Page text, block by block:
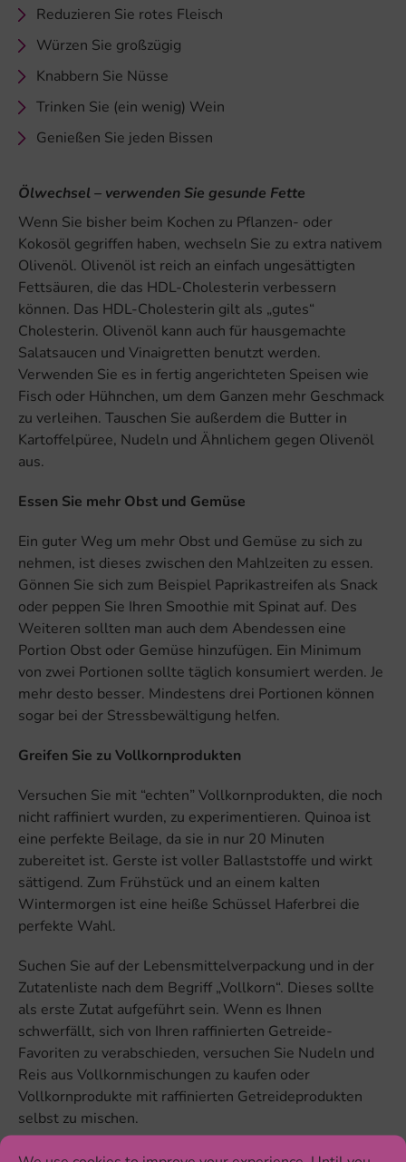
Reduzieren Sie rotes Fleisch
Würzen Sie großzügig
Knabbern Sie Nüsse
Trinken Sie (ein wenig) Wein
Genießen Sie jeden Bissen
Ölwechsel – verwenden Sie gesunde Fette
Wenn Sie bisher beim Kochen zu Pflanzen- oder
Kokosöl gegriffen haben, wechseln Sie zu extra nativem
Olivenöl. Olivenöl ist reich an einfach ungesättigten
Fettsäuren, die das HDL-Cholesterin verbessern
können. Das HDL-Cholesterin gilt als „gutes“
Cholesterin. Olivenöl kann auch für hausgemachte
Salatsaucen und Vinaigretten benutzt werden.
Verwenden Sie es in fertig angerichteten Speisen wie
Fisch oder Hühnchen, um dem Ganzen mehr Geschmack
zu verleihen. Tauschen Sie außerdem die Butter in
Kartoffelpüree, Nudeln und Ähnlichem gegen Olivenöl
aus.
Essen Sie mehr Obst und Gemüse
Ein guter Weg um mehr Obst und Gemüse zu sich zu
nehmen, ist dieses zwischen den Mahlzeiten zu essen.
Gönnen Sie sich zum Beispiel Paprikastreifen als Snack
oder peppen Sie Ihren Smoothie mit Spinat auf. Des
Weiteren sollten man auch dem Abendessen eine
Portion Obst oder Gemüse hinzufügen. Ein Minimum
von zwei Portionen sollte täglich konsumiert werden. Je
mehr desto besser. Mindestens drei Portionen können
sogar bei der Stressbewältigung helfen.
Greifen Sie zu Vollkornprodukten
Versuchen Sie mit “echten” Vollkornprodukten, die noch
nicht raffiniert wurden, zu experimentieren. Quinoa ist
eine perfekte Beilage, da sie in nur 20 Minuten
zubereitet ist. Gerste ist voller Ballaststoffe und wirkt
sättigend. Zum Frühstück und an einem kalten
Wintermorgen ist eine heiße Schüssel Haferbrei die
perfekte Wahl.
Suchen Sie auf der Lebensmittelverpackung und in der
Zutatenliste nach dem Begriff „Vollkorn“. Dieses sollte
als erste Zutat aufgeführt sein. Wenn es Ihnen
schwerfällt, sich von Ihren raffinierten Getreide-
Favoriten zu verabschieden, versuchen Sie Nudeln und
Reis aus Vollkornmischungen zu kaufen oder
Vollkornprodukte mit raffinierten Getreideprodukten
selbst zu mischen.